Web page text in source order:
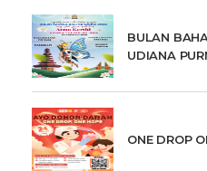
BULAN
UDIANA
ONE DROP